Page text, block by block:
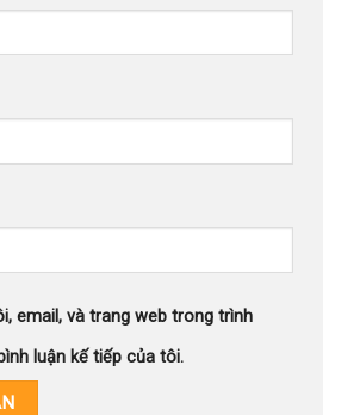
email, và trang web trong trình
luận kế tiếp của tôi.